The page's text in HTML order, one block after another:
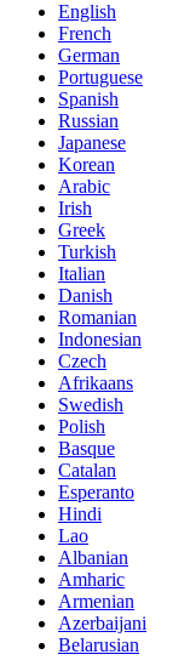
English
French
German
Portuguese
Spanish
Russian
Japanese
Korean
Arabic
Irish
Greek
Turkish
Italian
Danish
Romanian
Indonesian
Czech
Afrikaans
Swedish
Polish
Basque
Catalan
Esperanto
Hindi
Lao
Albanian
Amharic
Armenian
Azerbaijani
Belarusian